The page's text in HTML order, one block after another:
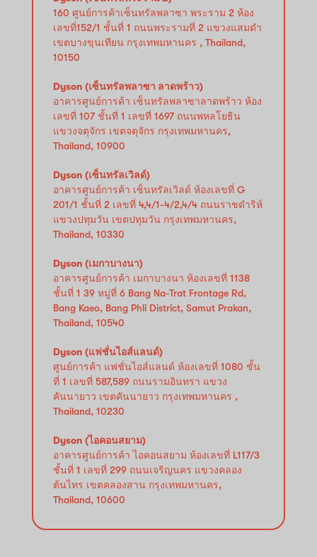
160 ศูนย์การค้าเซ็นทรัลพลาซา พระราม 2 ห้อง
เลขที่152/1 ชั้นที่ 1 ถนนพระรามที่ 2 แขวงแสมดำ
เขตบางขุนเทียน กรุงเทพมหานคร , Thailand,
10150
Dyson (เซ็นทรัลพลาซา ลาดพร้าว)
อาคารศูนย์การค้า เซ็นทรัลพลาซาลาดพร้าว ห้อง
เลขที่ 107 ชั้นที่ 1 เลขที่ 1697 ถนนพหลโยธิน
แขวงจตุจักร เขตจตุจักร กรุงเทพมหานคร,
Thailand, 10900
Dyson (เซ็นทรัลเวิลด์)
อาคารศูนย์การค้า เซ็นทรัลเวิลด์ ห้องเลขที่ G
201/1 ชั้นที่ 2 เลขที่ 4,4/1-4/2,4/4 ถนนราชดำริห์
แขวงปทุมวัน เขตปทุมวัน กรุงเทพมหานคร,
Thailand, 10330
Dyson (เมกาบางนา)
อาคารศูนย์การค้า เมกาบางนา ห้องเลขที่ 1138
ชั้นที่ 1 39 หมู่ที่ 6 Bang Na-Trat Frontage Rd,
Bang Kaeo, Bang Phli District, Samut Prakan,
Thailand, 10540
Dyson (แฟชั่นไอส์แลนด์)
ศูนย์การค้า แฟชั่นไอส์แลนด์ ห้องเลขที่ 1080 ชั้น
ที่ 1 เลขที่ 587,589 ถนนรามอินทรา แขวง
คันนายาว เขตคันนายาว กรุงเทพมหานคร ,
Thailand, 10230
Dyson (ไอคอนสยาม)
อาคารศูนย์การค้า ไอคอนสยาม ห้องเลขที่ L117/3
ชั้นที่ 1 เลขที่ 299 ถนนเจริญนคร แขวงคลอง
ต้นไทร เขตคลองสาน กรุงเทพมหานคร,
Thailand, 10600